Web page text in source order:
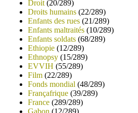
Droit (20/289)
Droits humains (22/289)
Enfants des rues (21/289)
Enfants maltraités (10/289)
Enfants soldats (68/289)
Ethiopie (12/289)
Ethnopsy (15/289)
EVVIH (55/289)
Film (22/289)
Fonds mondial (48/289)
Françafrique (39/289)
France (289/289)
Gabon (12/289)